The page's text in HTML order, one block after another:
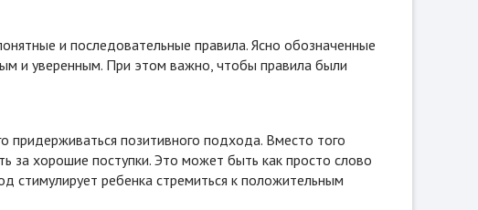
и последовательные правила. Ясно обозначенные
и уверенным. При этом важно, чтобы правила были
позитивного подхода. Вместо того
за хорошие поступки. Это может быть как просто слово
стимулирует ребенка стремиться к положительным